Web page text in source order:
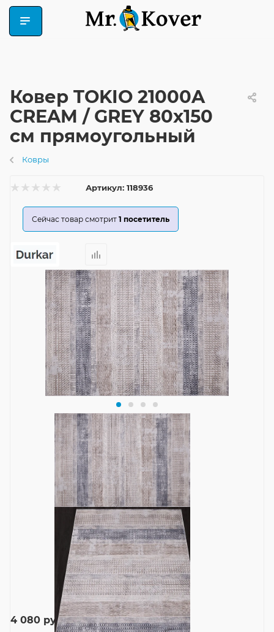
Ковер TOKIO 21000A
CREAM / GREY 80x150
см прямоугольный
Ковры
Артикул: 118936
Сейчас товар смотрит 1 посетитель
4 080 руб.